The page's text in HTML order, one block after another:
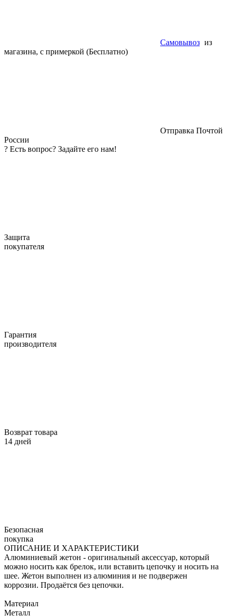
Самовывоз из
магазина, с примеркой (Бесплатно)
Отправка Почтой
России
? Есть вопрос? Задайте его нам!
Защита
покупателя
Гарантия
производителя
Возврат товара
14 дней
Безопасная
покупка
ОПИСАНИЕ И ХАРАКТЕРИСТИКИ
Алюминиевый жетон - оригинальный аксессуар, который
можно носить как брелок, или вставить цепочку и носить на
шее. Жетон выполнен из алюминия и не подвержен
коррозии. Продаётся без цепочки.
Материал
Металл